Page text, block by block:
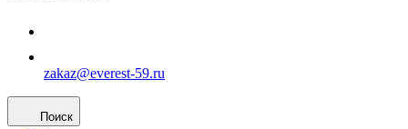
zakaz@everest-59.ru
Поиск